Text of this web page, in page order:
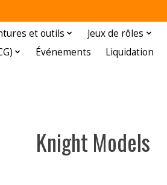
et outils Jeux de rôles
Événements Liquidation
Knight Models